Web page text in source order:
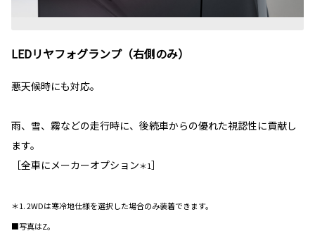
LEDリヤフォグランプ（右側のみ）
悪天候時にも対応。
雨、雪、霧などの走行時に、後続車からの優れた視認性に貢献し
ます。
［全車にメーカーオプション＊1］
＊1. 2WDは寒冷地仕様を選択した場合のみ装着できます。
■写真はZ。